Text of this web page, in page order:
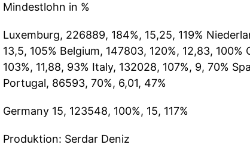
Mindestlohn in %
Luxemburg, 226889, 184%, 15,25, 119%
13,5, 105% Belgium, 147803, 120%, 12,83,
103%, 11,88, 93% Italy, 132028, 107%, 9, 70%
Portugal, 86593, 70%, 6,01, 47%
Germany 15, 123548, 100%, 15, 117%
Produktion: Serdar Deniz